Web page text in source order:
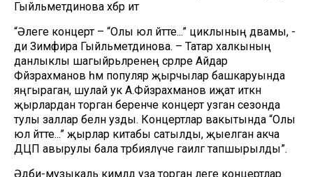
Гыйльметдинова хәбәр итә
“Әлеге концерт – “Олы юл әйтте...” циклының дәвамы, -
ди Зимфира Гыйльметдинова. – Татар халкының
данлыклы шагыйрьләренең әсәрләре Айдар
Фәйзрахманов һәм популяр җырчылар башкаруында
яңгыраган, шулай ук А.Фәйзрахманов иҗат иткән
җырлардан торган беренче концерт узган сезонда
тулы заллар белән узды. Концертлар вакытында “Олы
юл әйтте...” җырлар китабы сатылды, җыелган акча
ДЦП авырулы бала тәрбияләүче гаиләгә тапшырылды”.
Әдәби-музыкаль кимәлдә уза торган әлеге концертлар